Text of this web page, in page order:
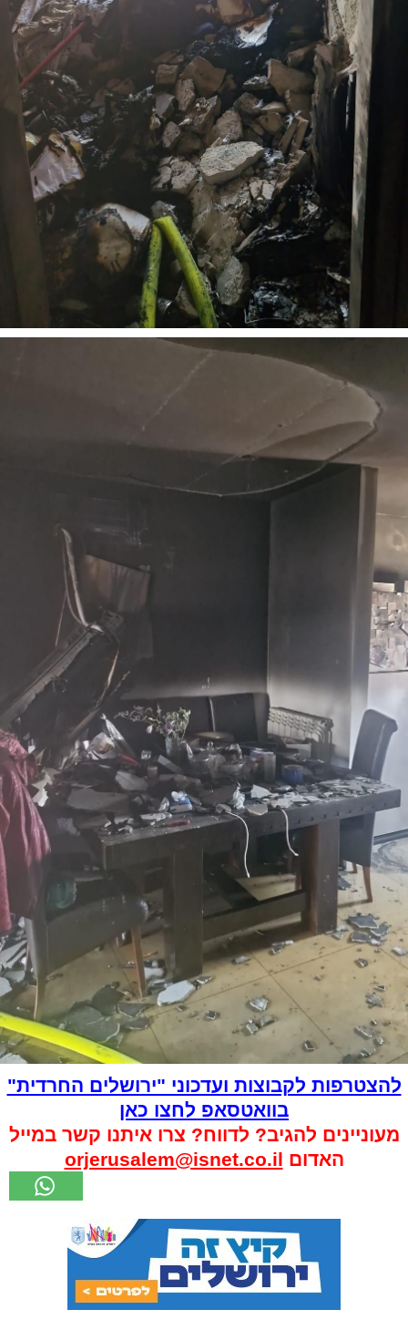
להצטרפות לקבוצות ועדכוני "ירושלים החרדית"
בוואטסאפ לחצו כאן
מעוניינים להגיב? לדווח? צרו איתנו קשר במייל
האדום orjerusalem@isnet.co.il